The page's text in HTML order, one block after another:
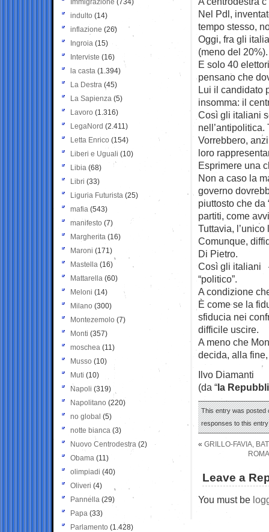
Nel Pdl,
tempo stesso,
Oggi, fra gli
(meno del 20%).
E solo 40
pensano che
Lui il candidato
insomma: il
Così gli italiani
Vorrebbero,
loro
Esprimere una
Non a caso la
governo
piuttosto che da
partiti, come
Tuttavia,
Comunque,
Di Pietro.
Così gli italiani
“politico”.
A condizione
È come se la
sfiducia nei
difficile uscire.
A meno che
decida, alla
Ilvo Diamanti
(da “la
This entry was posted
responses to this
« GRILLO-FAVIA,
Leave a
You must be
Immigrazione (734)
indulto (14)
inflazione (26)
Ingroia (15)
Interviste (16)
la casta (1.394)
La Destra (45)
La Sapienza (5)
Lavoro (1.316)
LegaNord (2.411)
Letta Enrico (154)
Liberi e Uguali (10)
Libia (68)
Libri (33)
Liguria Futurista (25)
mafia (543)
manifesto (7)
Margherita (16)
Maroni (171)
Mastella (16)
Mattarella (60)
Meloni (14)
Milano (300)
Montezemolo (7)
Monti (357)
moschea (11)
Musso (10)
Muti (10)
Napoli (319)
Napolitano (220)
no global (5)
notte bianca (3)
Nuovo Centrodestra (2)
Obama (11)
olimpiadi (40)
Oliveri (4)
Pannella (29)
Papa (33)
Parlamento (1.428)